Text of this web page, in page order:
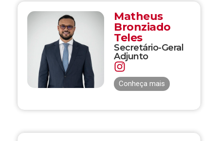
Matheus
Bronziado
Teles
Secretário-Geral
Adjunto
Conheça mais